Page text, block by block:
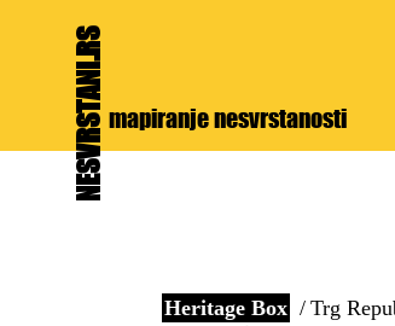
NESVRSTANI.RS mapiranje nesvrstanosti
Heritage Box
Trg